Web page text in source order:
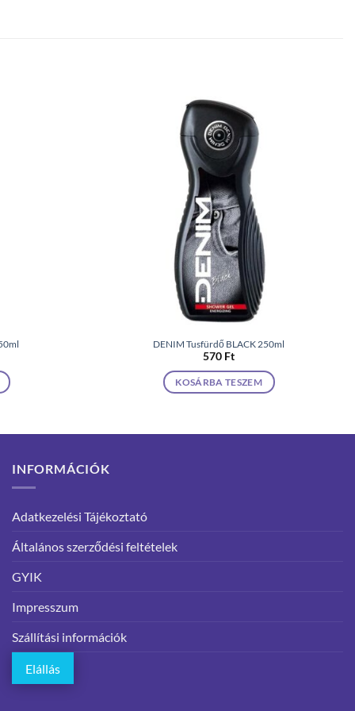
DENIM Tusfürdő BLACK 250ml
570 Ft
KOSÁRBA TESZEM
INFORMÁCIÓK
Adatkezelési Tájékoztató
Általános szerződési feltételek
GYIK
Impresszum
Szállítási információk
Elállás